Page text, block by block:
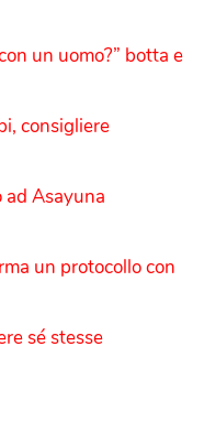
un uomo?” botta e
consigliere
ad Asayuna
un protocollo con
sé stesse